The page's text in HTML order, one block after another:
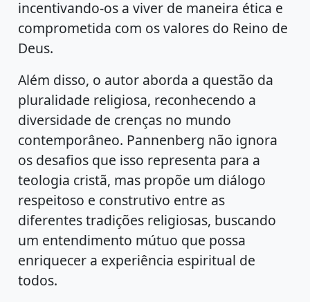
incentivando-os a viver de maneira ética e
comprometida com os valores do Reino de
Deus.
Além disso, o autor aborda a questão da
pluralidade religiosa, reconhecendo a
diversidade de crenças no mundo
contemporâneo. Pannenberg não ignora
os desafios que isso representa para a
teologia cristã, mas propõe um diálogo
respeitoso e construtivo entre as
diferentes tradições religiosas, buscando
um entendimento mútuo que possa
enriquecer a experiência espiritual de
todos.